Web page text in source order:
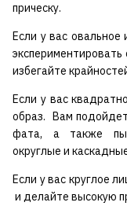
прическу.
Если у вас
избегайте
Если у вас
образ. Вам
фата, а также
округлые и
Если у вас круглое
и делайте высокую